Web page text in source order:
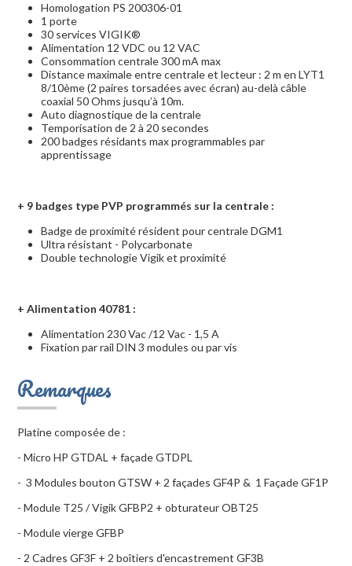
Homologation PS 200306-01
1 porte
30 services VIGIK®
Alimentation 12 VDC ou 12 VAC
Consommation centrale 300 mA max
Distance maximale entre centrale et lecteur : 2 m en LYT1
8/10ème (2 paires torsadées avec écran) au-delà câble
coaxial 50 Ohms jusqu’à 10m.
Auto diagnostique de la centrale
Temporisation de 2 à 20 secondes
200 badges résidants max programmables par
apprentissage
+ 9 badges type PVP programmés sur la centrale :
Badge de proximité résident pour centrale DGM1
Ultra résistant - Polycarbonate
Double technologie Vigik et proximité
+ Alimentation 40781 :
Alimentation 230 Vac /12 Vac - 1,5 A
Fixation par rail DIN 3 modules ou par vis
Remarques
Platine composée de :
- Micro HP GTDAL + façade GTDPL
- 3 Modules bouton GTSW + 2 façades GF4P & 1 Façade GF1P
- Module T25 / Vigik GFBP2 + obturateur OBT25
- Module vierge GFBP
- 2 Cadres GF3F + 2 boîtiers d'encastrement GF3B